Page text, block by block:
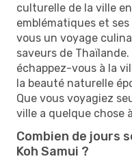
culturelle de la ville
emblématiques et
vous un voyage
saveurs de
échappez-vous à la
la beauté naturelle
Que vous voyagiez
ville a quelque chose
Combien de jours
Koh Samui ?